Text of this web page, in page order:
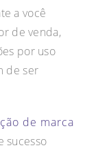
a você
de venda,
por uso
de ser
de marca
sucesso